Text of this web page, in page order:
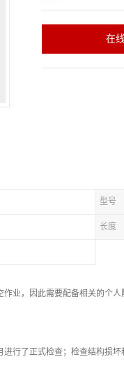
在
型号
长度
业，因此需要配备相关的个
行了正式检查；检查结构损